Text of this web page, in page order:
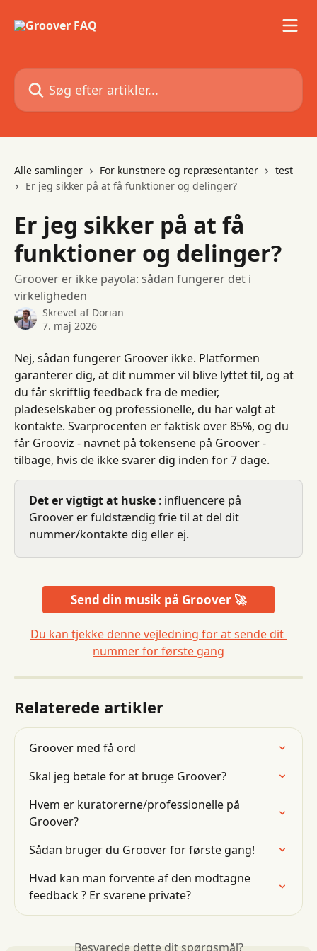
Søg efter artikler...
Alle samlinger For kunstnere og repræsentanter
test
Er jeg sikker på at få funktioner og delinger?
Er jeg sikker på at få
funktioner og delinger?
Groover er ikke payola: sådan fungerer det i
virkeligheden
Skrevet af Dorian
7. maj 2026
Nej, sådan fungerer Groover ikke. Platformen
garanterer dig, at dit nummer vil blive lyttet til, og at
du får skriftlig feedback fra de medier,
pladeselskaber og professionelle, du har valgt at
kontakte. Svarprocenten er faktisk over 85%, og du
får Grooviz - navnet på tokensene på Groover -
tilbage, hvis de ikke svarer dig inden for 7 dage.
Det er vigtigt at huske : influencere på
Groover er fuldstændig frie til at del dit
nummer/kontakte dig eller ej.
Send din musik på Groover 🚀
Du kan tjekke denne vejledning for at sende dit
nummer for første gang
Relaterede artikler
Groover med få ord
Skal jeg betale for at bruge Groover?
Hvem er kuratorerne/professionelle på
Groover?
Sådan bruger du Groover for første gang!
Hvad kan man forvente af den modtagne
feedback ? Er svarene private?
Besvarede dette dit spørgsmål?